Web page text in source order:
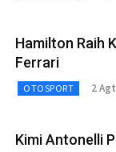
Hamilton Raih
Ferrari
OTOSPORT 2
Kimi Antonelli